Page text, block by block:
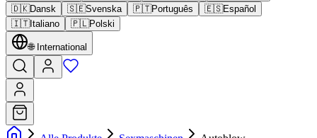
🇩🇰Dansk 🇸🇪Svenska 🇵🇹Português 🇪🇸Español
🇮🇹Italiano 🇵🇱Polski
🌐 International